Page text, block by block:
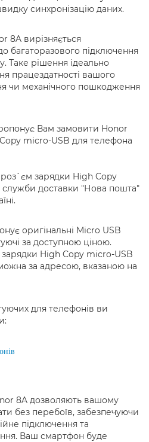
синхронізацію даних.
8A вирізняється
багаторазового підключення
Таке рішення ідеально
працездатності вашого
чи механічного пошкодження
Вам замовити Honor
micro-USB для телефона
зарядки High Copy
доставки "Нова пошта"
оригінальні Micro USB
за доступною ціною.
High Copy micro-USB
за адресою, вказаною на
для телефонів ви
8A дозволяють вашому
без перебоїв, забезпечуючи
підключення та
Ваш смартфон буде